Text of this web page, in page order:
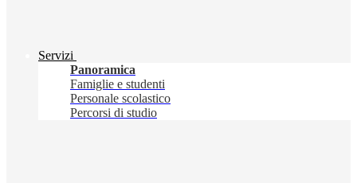
Servizi
Panoramica
Famiglie e studenti
Personale scolastico
Percorsi di studio